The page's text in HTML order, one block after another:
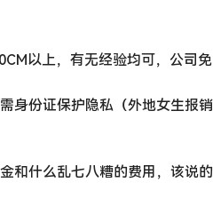
以上，有无经验均可，公司免
身份证保护隐私（外地女生报
和什么乱七八糟的费用，该说